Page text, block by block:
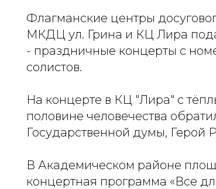
Флагманские центры
МКДЦ ул. Грина и КЦ Лира
- праздничные концерты с
солистов.
На концерте в КЦ "Лира" с
половине человечества
Государственной думы, Герой
В Академическом районе
концертная программа «Все